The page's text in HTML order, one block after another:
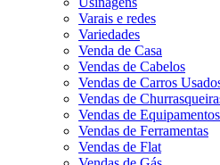
Varais e redes
Variedades
Venda de Casa
Vendas de Cabelos
Vendas de Carros
Vendas de
Vendas de
Vendas de Ferramentas
Vendas de Flat